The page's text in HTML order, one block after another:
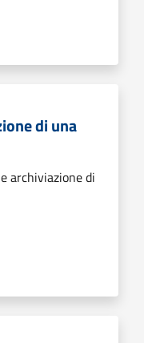
di una
archiviazione di